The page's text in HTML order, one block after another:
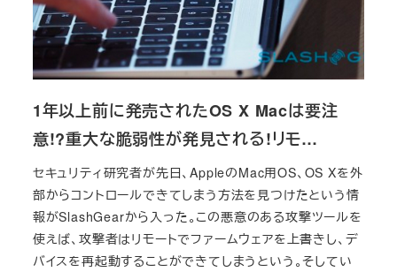
1年以上前に発売されたOS X Macは要注
意!?重大な脆弱性が発見される!リモ…
セキュリティ研究者が先日、AppleのMac用OS、OS Xを外
部からコントロールできてしまう方法を見つけたという情
報がSlashGearから入った。この悪意のある攻撃ツールを
使えば、攻撃者はリモートでファームウェアを上書きし、デ
バイスを再起動することができてしまうという。そしてい